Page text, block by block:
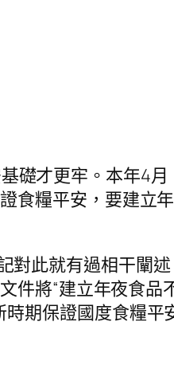
礎才更牢。本年4
食糧平安，要建立
對此就有過相干闡
件將“建立年夜食品
期保證國度食糧平